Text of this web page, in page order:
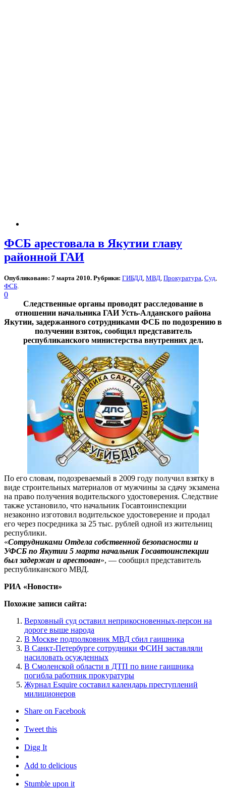
ФСБ арестовала в Якутии главу
районной ГАИ
Опубликовано: 7 марта 2010. Рубрики: ГИБДД МВД Прокуратура Суд
ФСБ
0
Следственные органы проводят расследование в
отношении начальника ГАИ Усть-Алданского района
Якутии, задержанного сотрудниками ФСБ по подозрению в
получении взяток, сообщил представитель
республиканского министерства внутренних дел.
По его словам, подозреваемый в 2009 году получил взятку в
виде строительных материалов от мужчины за сдачу экзамена
на право получения водительского удостоверения. Следствие
также установило, что начальник Госавтоинспекции
незаконно изготовил водительское удостоверение и продал
его через посредника за 25 тыс. рублей одной из жительниц
республики.
«Сотрудниками Отдела собственной безопасности и
УФСБ по Якутии 5 марта начальник Госавтоинспекции
был задержан и арестован», — сообщил представитель
республиканского МВД.
РИА «Новости»
Похожие записи сайта:
Верховный суд оставил неприкосновенных-персон на
дороге выше народа
В Москве подполковник МВД сбил гаишника
В Санкт-Петербурге сотрудники ФСИН заставляли
насиловать осужденных
В Смоленской области в ДТП по вине гаишника
погибла работник прокуратуры
Журнал Esquire составил календарь преступлений
милиционеров
Share on Facebook
Tweet this
Digg It
Add to delicious
Stumble upon it